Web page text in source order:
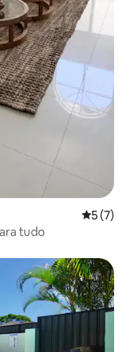
5 de
5 (7)
tudo